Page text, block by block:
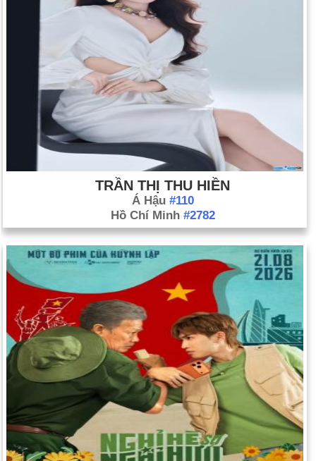
TRẦN THỊ THU HIỀN
Á Hậu #110
Hồ Chí Minh #2782